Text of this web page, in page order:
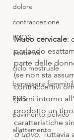
dolore
contraccezione
PCOS
irsutismo
ciclo mestruale
benessere
PMS
pavimento pelvico
allattamento
Muco cervicale:
parlando
parte delle
(se non sta
contraccettivi
giorni intorno
prodotto un
caratteristiche
d’uovo. Tuttavia